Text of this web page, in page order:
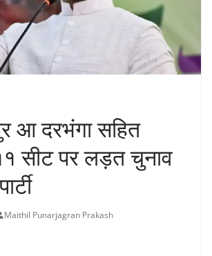
आ दरभंगा सहित
सीट पर लड़त चुनाव
Maithil Punarjagran Prakash